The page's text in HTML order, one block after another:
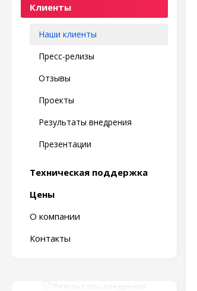
Клиенты
Наши клиенты
Пресс-релизы
Отзывы
Проекты
Результаты внедрения
Презентации
Техническая поддержка
Цены
О компании
Контакты